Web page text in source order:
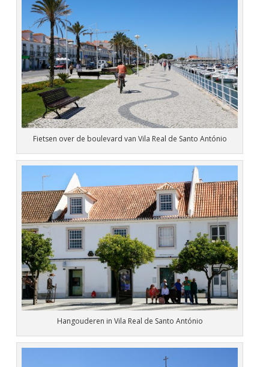
Fietsen over de boulevard van Vila Real de Santo António
Hangouderen in Vila Real de Santo António